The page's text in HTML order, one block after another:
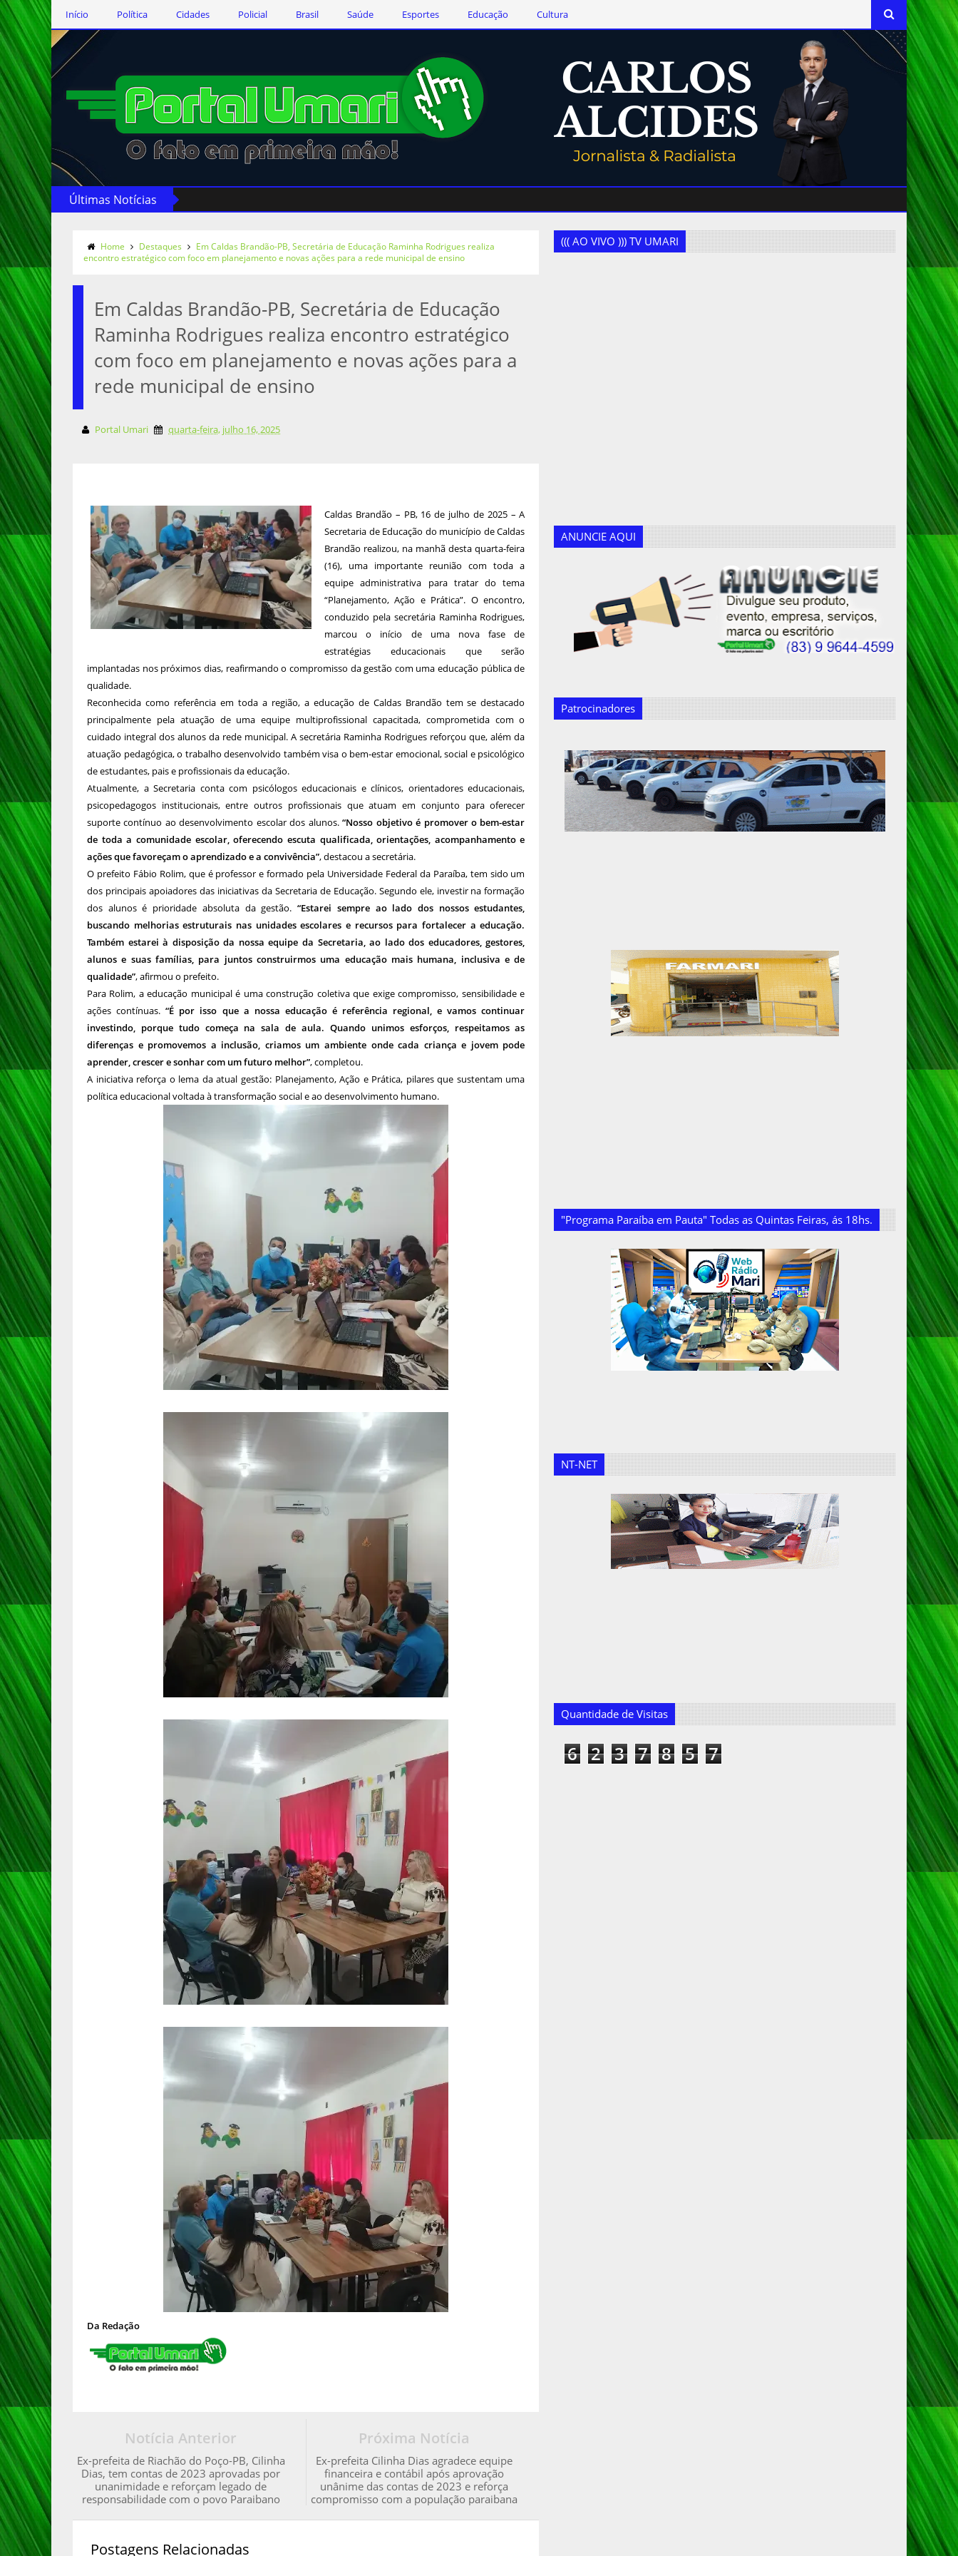
Início Política Cidades Policial Brasil Saúde Esportes Educação Cultura
Últimas Notícias
Home Destaques
Em Caldas Brandão-PB, Secretária de Educação Raminha Rodrigues realiza
encontro estratégico com foco em planejamento e novas ações para a rede municipal de ensino
Em Caldas Brandão-PB, Secretária de Educação
Raminha Rodrigues realiza encontro estratégico
com foco em planejamento e novas ações para a
rede municipal de ensino
Portal Umari quarta-feira, julho 16, 2025
Caldas Brandão – PB, 16 de julho de 2025 – A
Secretaria de Educação do município de Caldas
Brandão realizou, na manhã desta quarta-feira
(16), uma importante reunião com toda a
equipe administrativa para tratar do tema
“Planejamento, Ação e Prática”. O encontro,
conduzido pela secretária Raminha Rodrigues,
marcou o início de uma nova fase de
estratégias educacionais que serão
implantadas nos próximos dias, reafirmando o compromisso da gestão com uma educação pública de
qualidade.
Reconhecida como referência em toda a região, a educação de Caldas Brandão tem se destacado
principalmente pela atuação de uma equipe multiprofissional capacitada, comprometida com o
cuidado integral dos alunos da rede municipal. A secretária Raminha Rodrigues reforçou que, além da
atuação pedagógica, o trabalho desenvolvido também visa o bem-estar emocional, social e psicológico
de estudantes, pais e profissionais da educação.
Atualmente, a Secretaria conta com psicólogos educacionais e clínicos, orientadores educacionais,
psicopedagogos institucionais, entre outros profissionais que atuam em conjunto para oferecer
suporte contínuo ao desenvolvimento escolar dos alunos.“Nosso objetivo é promover o bem-estar
de toda a comunidade escolar, oferecendo escuta qualificada, orientações, acompanhamento e
ações que favoreçam o aprendizado e a convivência”, destacou a secretária.
O prefeito Fábio Rolim, que é professor e formado pela Universidade Federal da Paraíba, tem sido um
dos principais apoiadores das iniciativas da Secretaria de Educação. Segundo ele, investir na formação
dos alunos é prioridade absoluta da gestão.“Estarei sempre ao lado dos nossos estudantes,
buscando melhorias estruturais nas unidades escolares e recursos para fortalecer a educação.
Também estarei à disposição da nossa equipe da Secretaria, ao lado dos educadores, gestores,
alunos e suas famílias, para juntos construirmos uma educação mais humana, inclusiva e de
qualidade”, afirmou o prefeito.
Para Rolim, a educação municipal é uma construção coletiva que exige compromisso, sensibilidade e
ações contínuas.“É por isso que a nossa educação é referência regional, e vamos continuar
investindo, porque tudo começa na sala de aula. Quando unimos esforços, respeitamos as
diferenças e promovemos a inclusão, criamos um ambiente onde cada criança e jovem pode
aprender, crescer e sonhar com um futuro melhor”, completou.
A iniciativa reforça o lema da atual gestão: Planejamento, Ação e Prática, pilares que sustentam uma
política educacional voltada à transformação social e ao desenvolvimento humano.
Da Redação
Próxima Notícia
Ex-prefeita Cilinha Dias agradece equipe
financeira e contábil após aprovação
unânime das contas de 2023 e reforça
compromisso com a população paraibana
Notícia Anterior
Ex-prefeita de Riachão do Poço-PB, Cilinha
Dias, tem contas de 2023 aprovadas por
unanimidade e reforçam legado de
responsabilidade com o povo Paraibano
Postagens Relacionadas
((( AO VIVO ))) TV UMARI
ANUNCIE AQUI
Patrocinadores
"Programa Paraíba em Pauta" Todas as Quintas Feiras, ás 18hs.
NT-NET
Quantidade de Visitas
6 2 3 7 8 5 7